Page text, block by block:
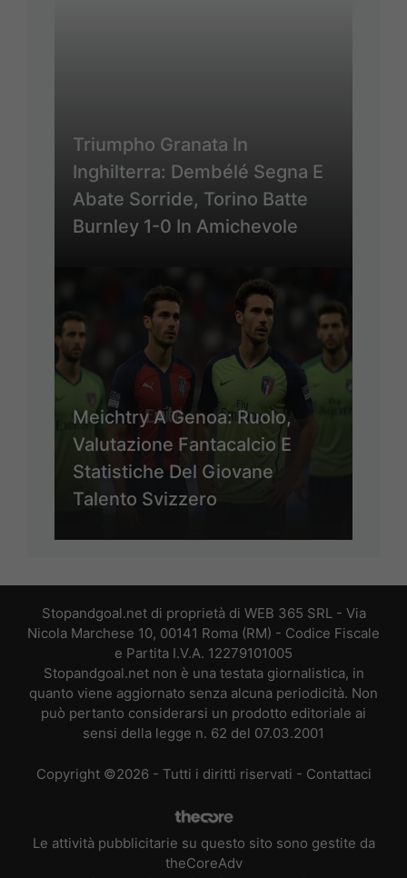
Triumpho Granata In
Inghilterra: Dembélé Segna E
Abate Sorride, Torino Batte
Burnley 1-0 In Amichevole
Meichtry A Genoa: Ruolo,
Valutazione Fantacalcio E
Statistiche Del Giovane
Talento Svizzero
Stopandgoal.net di proprietà di WEB 365 SRL - Via
Nicola Marchese 10, 00141 Roma (RM) - Codice Fiscale
e Partita I.V.A. 12279101005
Stopandgoal.net non è una testata giornalistica, in
quanto viene aggiornato senza alcuna periodicità. Non
può pertanto considerarsi un prodotto editoriale ai
sensi della legge n. 62 del 07.03.2001
Copyright ©2026 - Tutti i diritti riservati - Contattaci
Le attività pubblicitarie su questo sito sono gestite da
theCoreAdv